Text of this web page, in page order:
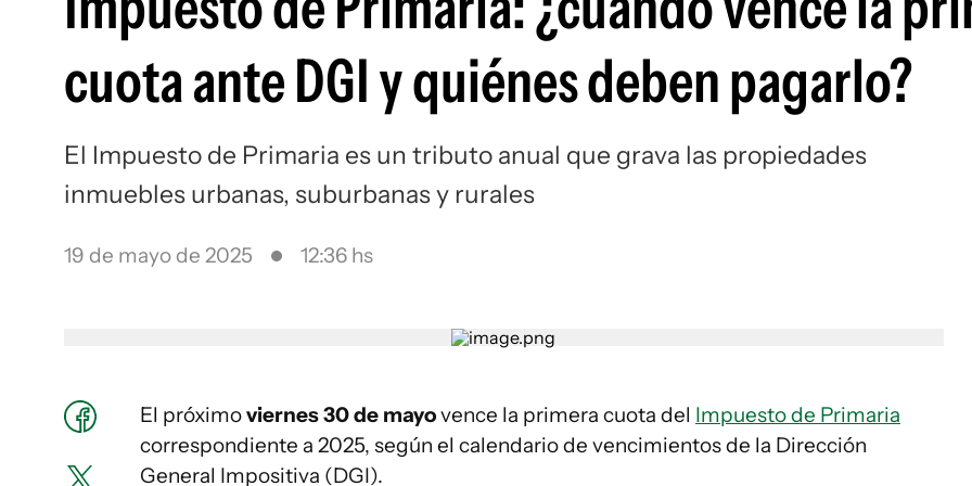
cuota ante DGI y quiénes deben pagarlo?
El Impuesto de Primaria es un tributo anual que grava las propiedades
inmuebles urbanas, suburbanas y rurales
19 de mayo de 2025 12:36 hs
El próximoviernes 30 de mayovence la primera cuota del Impuesto de Primaria
correspondiente a 2025, según el calendario de vencimientos de la Dirección
General Impositiva (DGI).